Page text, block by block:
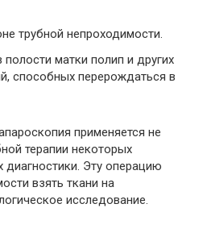
трубной непроходимости.
матки полип и других
способных перерождаться в
применяется не
терапии некоторых
диагностики. Эту операцию
взять ткани на
исследование.